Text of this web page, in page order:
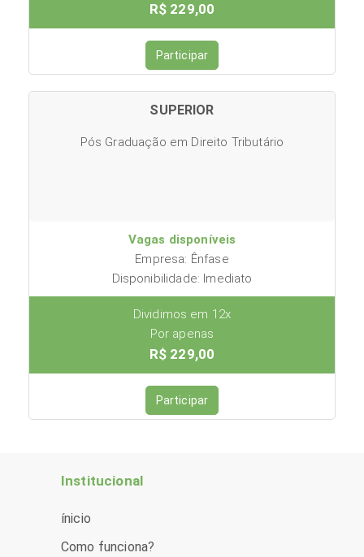
R$ 229,00
Participar
SUPERIOR
Pós Graduação em Direito Tributário
Vagas disponíveis
Empresa: Ênfase
Disponibilidade: Imediato
Dividimos em 12x
Por apenas
R$ 229,00
Participar
Institucional
ínicio
Como funciona?